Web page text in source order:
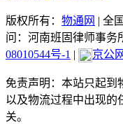
版权所有： 物通网 | 全
问：河南班固律师事务
08010544号-1 | 京公
免责声明：本站只起到
以及物流过程中出现的
关。